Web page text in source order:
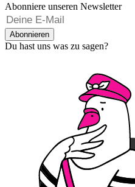
Abonniere unseren Newsletter
Abonnieren
Du hast uns was zu sagen?